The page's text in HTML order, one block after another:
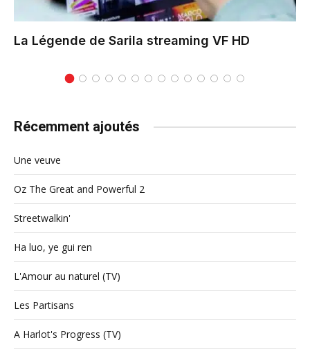
La Légende de Sarila streaming VF HD
Récemment ajoutés
Une veuve
Oz The Great and Powerful 2
Streetwalkin'
Ha luo, ye gui ren
L'Amour au naturel (TV)
Les Partisans
A Harlot's Progress (TV)